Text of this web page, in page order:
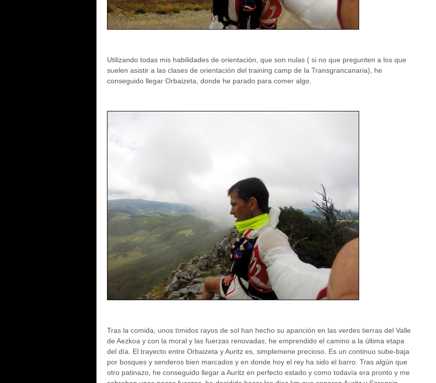
Utilizando todas mis habilidades de orientación, que son nulas ( si no que pregunten a los que
suelen asistir a las clases de orientación del training camp de la Transgrancanaria), he
conseguido llegar Orbaizeta, donde he parado para comer algo.
Tras la comida, unos tímidos rayos de sol han hecho su aparición en las verdes tierras del Valle
de Aezkoa y con la moral y las fuerzas renovadas, he emprendido el camino a la última etapa
del día. El trayecto entre Orbaizeta y Auritz es, simplemene precioso. Es un continuo sube-baja
por bosques y senderos bien marcados y en donde hoy el rey ha sido el barro. Tras algún que
otro patinazo, he conseguido llegar a Auritz en perfecto estado y como todavía era pronto y me